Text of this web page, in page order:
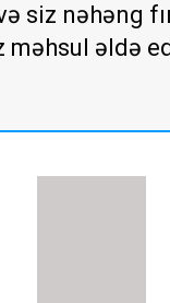
siz nəhəng
məhsul əldə